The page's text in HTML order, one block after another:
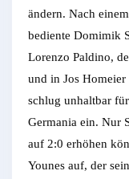
ändern. Nach
bediente Domimik
Lorenzo Paldino,
und in Jos
schlug unhaltbar
Germania ein. Nur
auf 2:0 erhöhen
Younes auf, der